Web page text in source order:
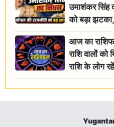
उमाशंकर सिंह
को बड़ा
आज का
राशि वालों
राशि के लोग